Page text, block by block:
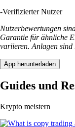
-Verifizierter Nutzer
Nutzerbewertungen
Garantie für ähnliche
variieren. Anlagen sind
App herunterladen
Guides und
Krypto meistern